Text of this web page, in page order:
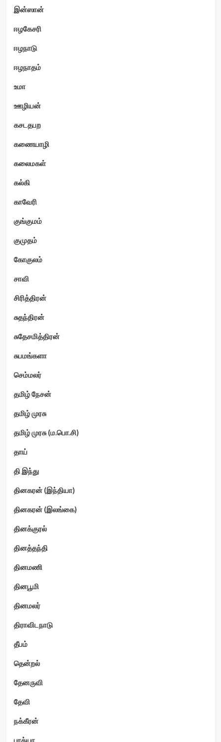
இன்ஸான்
ஈழகேசரி
ஈழநாடு
ஈழநாதம்
உமா
ஊழியன்
கசடதபற
கணையாழி
கலைமகள்
கல்கி
காவேரி
குங்குமம்
குமுதம்
கோகுலம்
சாவி
சிரித்திரன்
சுதந்திரன்
சுதேசமித்திரன்
சுபமங்களா
செம்மலர்
தமிழ் நேசன்
தமிழ் முரசு
தமிழ் முரசு (ம.பொ.சி)
தாய்
தி இந்து
தினகரன் (இந்தியா)
தினகரன் (இலங்கை)
தினக்குரல்
தினத்தந்தி
தினமணி
தினபூமி
தினமலர்
திராவிடநாடு
தீபம்
தென்றல்
தேனருவி
தேவி
நக்கீரன்
பாக்யா